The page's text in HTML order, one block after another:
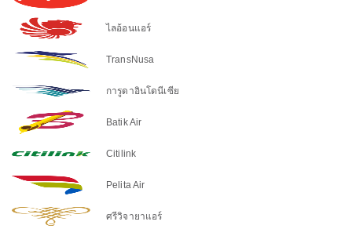
ไลอ้อนแอร์
TransNusa
การูดาอินโดนีเซีย
Batik Air
Citilink
Pelita Air
ศรีวิจายาแอร์